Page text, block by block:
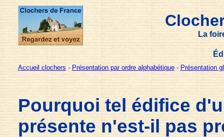
La
Accueil clochers - Présentation par ordre alphabétique- Présentation
Pourquoi tel édifice
présente n'est-il pas